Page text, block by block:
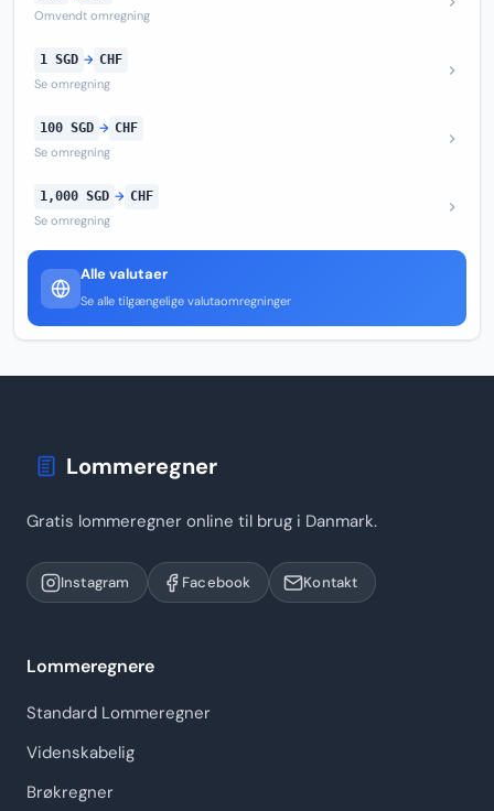
Omvendt omregning
1 SGD → CHF
Se omregning
100 SGD → CHF
Se omregning
1,000 SGD → CHF
Se omregning
Alle valutaer
Se alle tilgængelige valutaomregninger
Lommeregner
Gratis lommeregner online til brug i Danmark.
Instagram Facebook Kontakt
Lommeregnere
Standard Lommeregner
Videnskabelig
Brøkregner